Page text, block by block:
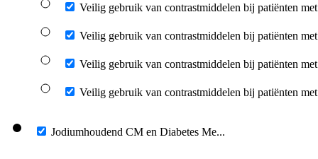
Veilig gebruik van contrastmiddelen bij patiënten
Veilig gebruik van contrastmiddelen bij patiënten
Veilig gebruik van contrastmiddelen bij patiënten
Veilig gebruik van contrastmiddelen bij patiënten
Jodiumhoudend CM en Diabetes Me...